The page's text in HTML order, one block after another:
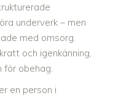
underverk – men
med omsorg.
och igenkänning,
obehag.
en person i